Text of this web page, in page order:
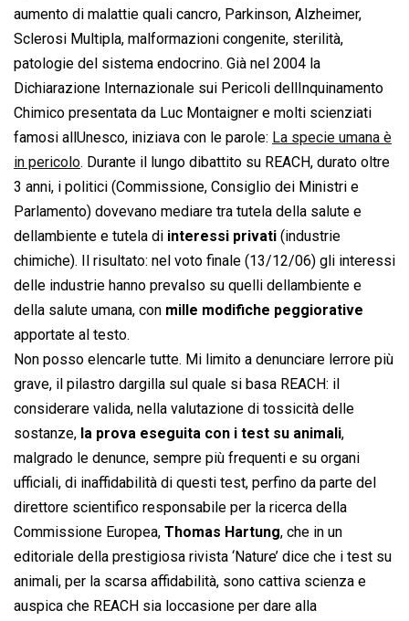
aumento di malattie quali cancro, Parkinson, Alzheimer,
Sclerosi Multipla, malformazioni congenite, sterilità,
patologie del sistema endocrino. Già nel 2004 la
Dichiarazione Internazionale sui Pericoli dellInquinamento
Chimico presentata da Luc Montaigner e molti scienziati
famosi allUnesco, iniziava con le parole:  La specie umana è
in pericolo. Durante il lungo dibattito su REACH, durato oltre
3 anni, i politici (Commissione, Consiglio dei Ministri e
Parlamento) dovevano mediare tra tutela della salute e
dellambiente e tutela di interessi privati (industrie
chimiche). Il risultato: nel voto finale (13/12/06) gli interessi
delle industrie hanno prevalso su quelli dellambiente e
della salute umana, con mille modifiche peggiorative
apportate al testo.
Non posso elencarle tutte. Mi limito a denunciare lerrore più
grave, il pilastro dargilla sul quale si basa REACH: il
considerare valida, nella valutazione di tossicità delle
sostanze, la prova eseguita con i test su animali,
malgrado le denunce, sempre più frequenti e su organi
ufficiali, di inaffidabilità di questi test, perfino da parte del
direttore scientifico responsabile per la ricerca della
Commissione Europea, Thomas Hartung, che in un
editoriale della prestigiosa rivista ‘Nature’ dice che i test su
animali, per la scarsa affidabilità, sono cattiva scienza e
auspica che REACH sia loccasione per dare alla